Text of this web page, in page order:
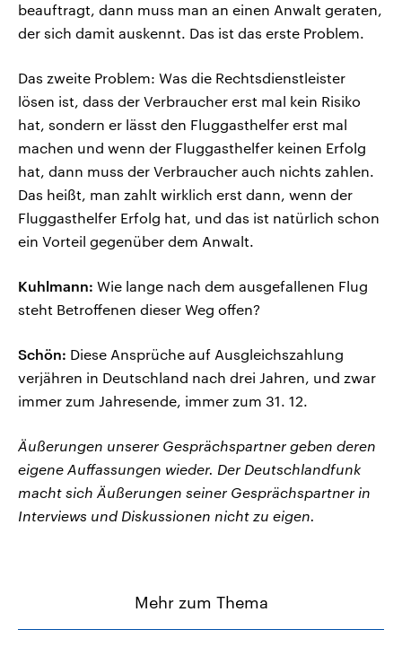
beauftragt, dann muss man an einen Anwalt geraten,
der sich damit auskennt. Das ist das erste Problem.
Das zweite Problem: Was die Rechtsdienstleister
lösen ist, dass der Verbraucher erst mal kein Risiko
hat, sondern er lässt den Fluggasthelfer erst mal
machen und wenn der Fluggasthelfer keinen Erfolg
hat, dann muss der Verbraucher auch nichts zahlen.
Das heißt, man zahlt wirklich erst dann, wenn der
Fluggasthelfer Erfolg hat, und das ist natürlich schon
ein Vorteil gegenüber dem Anwalt.
Kuhlmann: Wie lange nach dem ausgefallenen Flug
steht Betroffenen dieser Weg offen?
Schön: Diese Ansprüche auf Ausgleichszahlung
verjähren in Deutschland nach drei Jahren, und zwar
immer zum Jahresende, immer zum 31. 12.
Äußerungen unserer Gesprächspartner geben deren
eigene Auffassungen wieder. Der Deutschlandfunk
macht sich Äußerungen seiner Gesprächspartner in
Interviews und Diskussionen nicht zu eigen.
Mehr zum Thema